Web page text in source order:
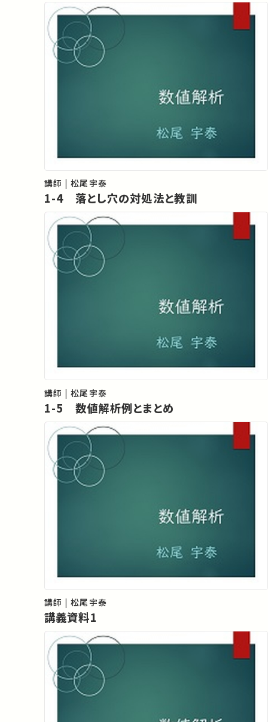
講師 | 松尾宇泰
1-4 落とし穴の対処法と教訓
講師 | 松尾宇泰
1-5 数値解析例とまとめ
講師 | 松尾宇泰
講義資料1